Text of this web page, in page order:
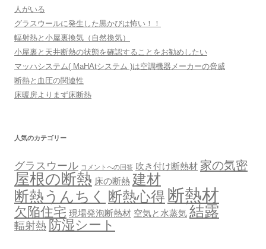
人がいる
グラスウールに発生した黒かびは怖い！！
輻射熱と小屋裏換気（自然換気）
小屋裏と天井断熱の状態を確認することをお勧めしたい
マッハシステム( MaHAtシステム )は空調機器メーカーの脅威
断熱と血圧の関連性
床暖房よりまず床断熱
人気のカテゴリー
グラスウール コメントへの回答 吹き付け断熱材 家の気密
屋根の断熱 床の断熱 建材
断熱うんちく 断熱心得 断熱材
欠陥住宅 現場発泡断熱材 空気と水蒸気 結露
輻射熱 防湿シート